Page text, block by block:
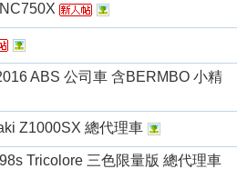
ABS 公司車 含BERMBO 小精
Z1000SX 總代理車
Tricolore 三色限量版 總代理車